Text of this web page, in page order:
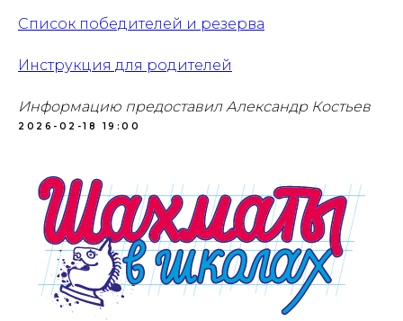
Список победителей и резерва
Инструкция для родителей
Информацию предоставил Александр Костьев
2026-02-18 19:00